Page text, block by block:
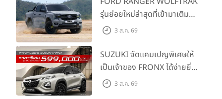
รุ่นย่อยใหม่ล่าสุดที่เข้ามาเติม
เต็มไลน์อัป พร้อมตอบโจทย์ทุก
พร้อมลุย ด้วยราคาพิเศษเริ่ม
ต้นที่ 9.49 แสนบาท
3 ส.ค. 69
SUZUKI จัดแคมเปญพิเศษให้
เป็นเจ้าของ FRONX ได้ง่ายยิ่ง
ขึ้นสำหรับรุ่น GL ราคาพิเศษ
3 ส.ค. 69